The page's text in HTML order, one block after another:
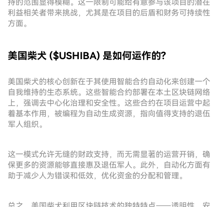
持的范围显得模糊。这一限制可能给有意参与该项目的潜在
利益相关者带来挑战，尤其是在项目的后盾和财务可持续性
方面。
美国柴犬 ($USHIBA) 是如何运作的?
美国柴犬的核心创新在于其使用智能合约自动化来创建一个
自我维持的生态系统。这些智能合约部署在本土区块链网络
上，强调去中心化治理和安全性。这些合约在项目运营中起
着基本作用，被编程为自动生成资源，指向值得支持的退伍
军人组织。
这一模式允许无缝的财政支持，而无需显著的运营开销，确
保更多的资源能够直接惠及退伍军人。此外，自动化方面有
助于减少人为错误和低效，优化资金的分配和管理。